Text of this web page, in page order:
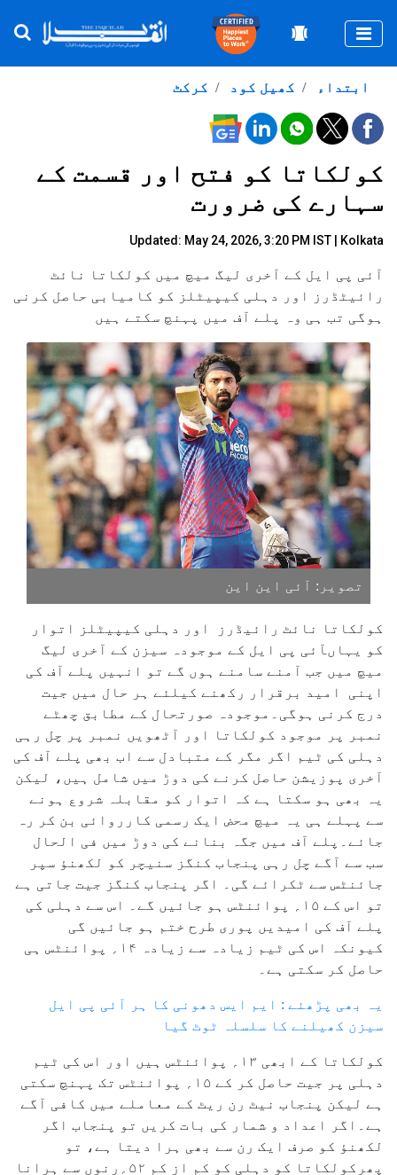
کرکٹ کھیل کود ابتداء
کولکاتا کو فتح اور قسمت کے
سہارے کی ضرورت
Updated: May 24, 2026, 3:20 PM IST | Kolkata
آئی پی ایل کے آخری لیگ میچ میں کولکاتا نائٹ
رائیٹڈرز اور دہلی کیپیٹلز کو کامیابی حاصل کرنی
ہوگی تب ہی وہ پلے آف میں پہنچ سکتے ہیں
تصویر: آئی این این
کولکاتا نائٹ رائیڈرز اور دہلی کیپیٹلز اتوار
کو یہاںآئی پی ایل کے موجودہ سیزن کے آخری لیگ
میچ میں جب آمنے سامنے ہوں گے تو انہیں پلے آف کی
اپنی امید برقرار رکھنے کیلئے ہر حال میں جیت
درج کرنی ہوگی۔موجودہ صورتحال کے مطابق چھٹے
نمبر پر موجود کولکاتا اور آٹھویں نمبر پر چل رہی
دہلی کی ٹیم اگر مگر کے متبادل سے اب بھی پلے آف کی
آخری پوزیشن حاصل کرنے کی دوڑ میں شامل ہیں، لیکن
یہ بھی ہو سکتا ہے کہ اتوار کو مقابلہ شروع ہونے
سے پہلے ہی یہ میچ محض ایک رسمی کارروائی بن کر رہ
جائے۔پلے آف میں جگہ بنانے کی دوڑ میں فی الحال
سب سے آگے چل رہی پنجاب کنگز سنیچر کو لکھنؤ سپر
جائنٹس سے ٹکرائے گی۔ اگر پنجاب کنگز جیت جاتی ہے
تو اس کے ۱۵؍ پوائنٹس ہو جائیں گے۔ اس سے دہلی کی
پلے آف کی امیدیں پوری طرح ختم ہو جائیں گی
کیونکہ اس کی ٹیم زیادہ سے زیادہ ۱۴؍ پوائنٹس ہی
حاصل کر سکتی ہے۔
یہ بھی پڑھئے : ایم ایس دھونی کا ہر آئی پی ایل
سیزن کھیلنے کا سلسلہ ٹوٹ گیا
کولکاتا کے ابھی ۱۳؍ پوائنٹس ہیں اور اس کی ٹیم
دہلی پر جیت حاصل کر کے ۱۵؍ پوائنٹس تک پہنچ سکتی
ہے لیکن پنجاب نیٹ رن ریٹ کے معاملے میں کافی آگے
ہے۔اگر اعداد و شمار کی بات کریں تو پنجاب اگر
لکھنؤ کو صرف ایک رن سے بھی ہرا دیتا ہے، تو
پھرکولکاتا کو دہلی کو کم از کم ۵۲؍رنوں سے ہرانا